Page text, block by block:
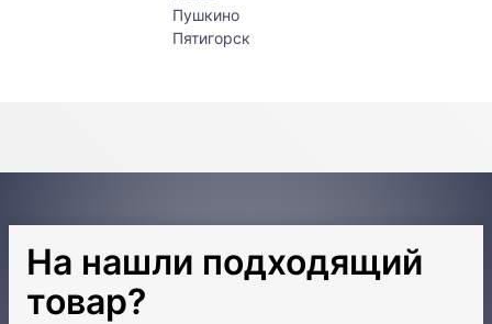
Пушкино
Пятигорск
На нашли подходящий
товар?